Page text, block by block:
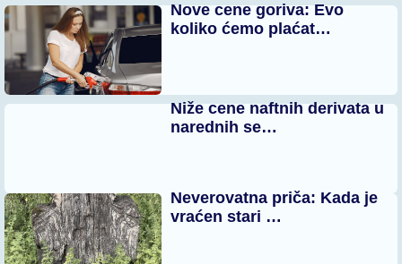
Nove cene goriva: Evo
koliko ćemo plaćat…
Niže cene naftnih derivata u
narednih se…
Neverovatna priča: Kada je
vraćen stari …